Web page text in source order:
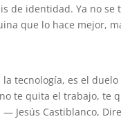
de identidad. Ya no
que lo hace mejor,
tecnología, es el
te quita el trabajo, te
Jesús Castiblanco,